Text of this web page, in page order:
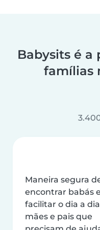
Babysits é a
famílias
Maneira segura
encontrar babás e
facilitar o dia a
mães e pais que